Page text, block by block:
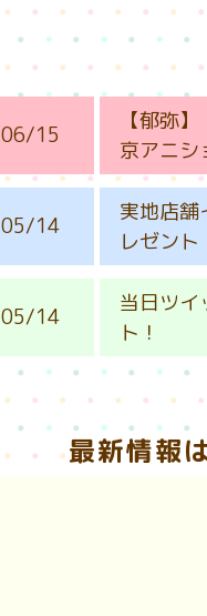
06/15
【郁弥
京アニシ
05/14
実地店舗
レゼント
05/14
当日ツイ
ト！
最新情報